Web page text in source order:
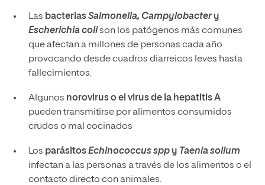
Las bacteriasSalmonella, Campylobactery
Escherichia colison los patógenos más comunes
que afectan a millones de personas cada año
provocando desde cuadros diarreicos leves hasta
fallecimientos.
Algunos norovirus o el virus de la hepatitis A
pueden transmitirse por alimentos consumidos
crudos o mal cocinados
Los parásitosEchinococcus sppy Taenia solium
infectan a las personas a través de los alimentos o el
contacto directo con animales.